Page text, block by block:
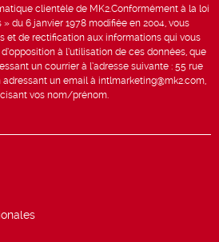
clientèle de MK2.Conformément à la loi
du 6 janvier 1978 modifiée en 2004, vous
et de rectification aux informations qui vous
à l’utilisation de ces données, que
un courrier à l’adresse suivante : 55 rue
adressant un email à intlmarketing@mk2.com,
vos nom/prénom.